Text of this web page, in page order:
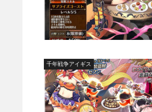
千年戦争アイギス